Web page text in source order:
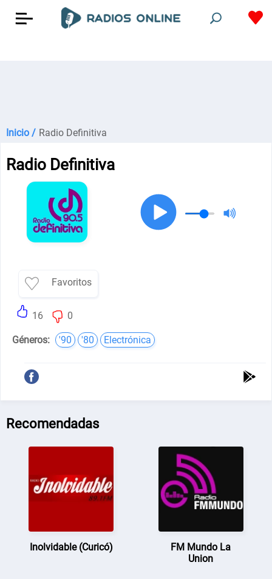
Inicio / Radio Definitiva
Radio Definitiva
Favoritos
16 0
Géneros: '90 '80 Electrónica
Recomendadas
Inolvidable (Curicó)
FM Mundo La
Union